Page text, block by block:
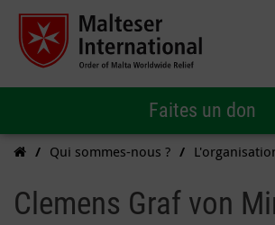
Faites un don
Qui sommes-nous ?
Clemens Graf von